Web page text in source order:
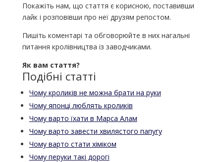
Покажіть нам, що стаття є корисною, поставивши
лайк і розповівши про неї друзям репостом.
Пишіть коментарі та обговорюйте в них нагальні
питання кролівництва із заводчиками.
Як вам стаття?
Подібні статті
Чому кроликів не можна брати на руки
Чому японці люблять кроликів
Чому варто їхати в Марса Алам
Чому варто завести хвилястого папугу
Чому варто стати хіміком
Чому перуки такі дорогі